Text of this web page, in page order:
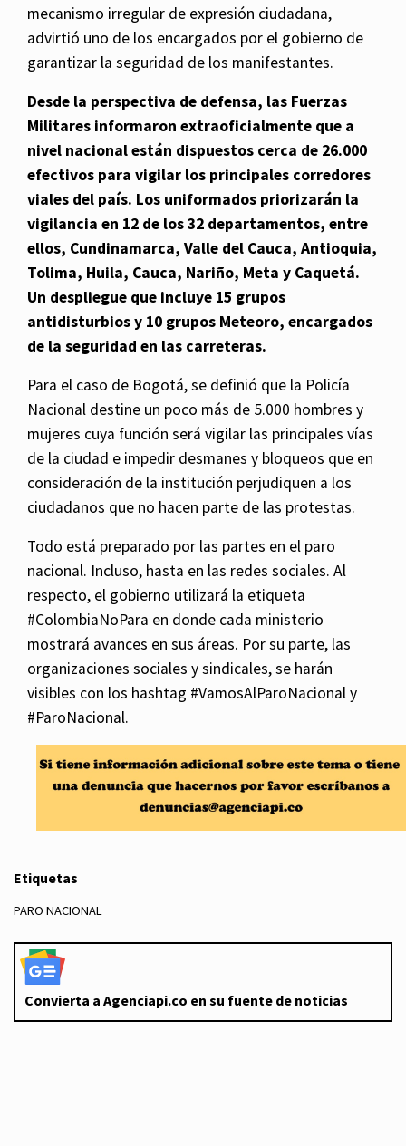
mecanismo irregular de expresión ciudadana,
advirtió uno de los encargados por el gobierno de
garantizar la seguridad de los manifestantes.
Desde la perspectiva de defensa, las Fuerzas
Militares informaron extraoficialmente que a
nivel nacional están dispuestos cerca de 26.000
efectivos para vigilar los principales corredores
viales del país. Los uniformados priorizarán la
vigilancia en 12 de los 32 departamentos, entre
ellos, Cundinamarca, Valle del Cauca, Antioquia,
Tolima, Huila, Cauca, Nariño, Meta y Caquetá.
Un despliegue que incluye 15 grupos
antidisturbios y 10 grupos Meteoro, encargados
de la seguridad en las carreteras.
Para el caso de Bogotá, se definió que la Policía
Nacional destine un poco más de 5.000 hombres y
mujeres cuya función será vigilar las principales vías
de la ciudad e impedir desmanes y bloqueos que en
consideración de la institución perjudiquen a los
ciudadanos que no hacen parte de las protestas.
Todo está preparado por las partes en el paro
nacional. Incluso, hasta en las redes sociales. Al
respecto, el gobierno utilizará la etiqueta
#ColombiaNoPara en donde cada ministerio
mostrará avances en sus áreas. Por su parte, las
organizaciones sociales y sindicales, se harán
visibles con los hashtag #VamosAlParoNacional y
#ParoNacional.
Etiquetas
PARO NACIONAL
Convierta a Agenciapi.co en su fuente de noticias